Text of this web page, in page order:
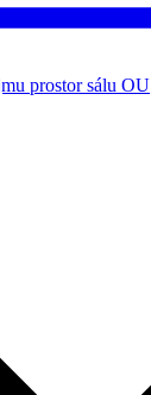
prostor sálu OU